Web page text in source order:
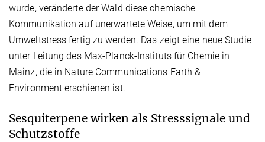
wurde, veränderte der Wald diese chemische
Kommunikation auf unerwartete Weise, um mit dem
Umweltstress fertig zu werden. Das zeigt eine neue Studie
unter Leitung des Max-Planck-Instituts für Chemie in
Mainz, die in Nature Communications Earth &
Environment erschienen ist.
Sesquiterpene wirken als Stresssignale und
Schutzstoffe